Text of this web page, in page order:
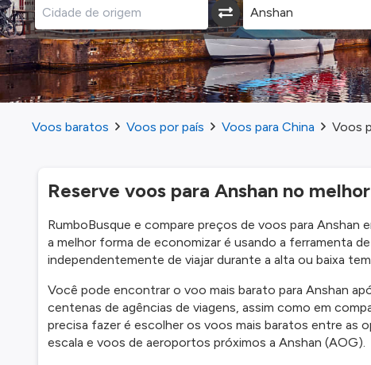
Voos baratos Voos por país Voos para China Voos
Reserve voos para Anshan no
RumboBusque e compare preços de voos para Anshan
a melhor forma de economizar é usando a ferramenta
independentemente de viajar durante a alta ou baixa
Você pode encontrar o voo mais barato para Anshan
centenas de agências de viagens, assim como em
precisa fazer é escolher os voos mais baratos entre as
escala e voos de aeroportos próximos a Anshan (AOG).